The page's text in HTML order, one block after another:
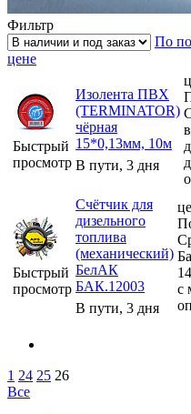
Фильтр
По
цене
Быстрый
просмотр
Изолента ПВХ
(TERMINATOR)
чёрная
15*0,13мм, 10м
В пути, 3 дня
Быстрый
просмотр
Счётчик для
дизельного
топлива
(механический)
БелАК
БАК.12003
В пути, 3 дня
с
1 24 25 26
Все